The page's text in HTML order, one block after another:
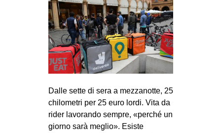
Dalle sette di sera a mezzanotte, 25
chilometri per 25 euro lordi. Vita da
rider lavorando sempre, «perché un
giorno sarà meglio». Esiste